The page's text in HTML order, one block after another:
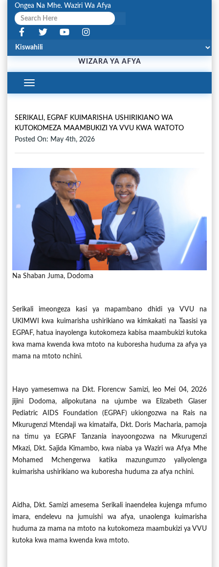
Ongea Na Mhe. Waziri Wa Afya
WIZARA YA AFYA
Toggle
Navigation
SERIKALI, EGPAF KUIMARISHA USHIRIKIANO WA
KUTOKOMEZA MAAMBUKIZI YA VVU KWA WATOTO
Posted On: May 4th, 2026
Na Shaban Juma, Dodoma
Serikali imeongeza kasi ya mapambano dhidi ya VVU na
UKIMWI kwa kuimarisha ushirikiano wa kimkakati na Taasisi ya
EGPAF, hatua inayolenga kutokomeza kabisa maambukizi kutoka
kwa mama kwenda kwa mtoto na kuboresha huduma za afya ya
mama na mtoto nchini.
Hayo yamesemwa na Dkt. Florencw Samizi, leo Mei 04, 2026
jijini Dodoma, alipokutana na ujumbe wa Elizabeth Glaser
Pediatric AIDS Foundation (EGPAF) ukiongozwa na Rais na
Mkurugenzi Mtendaji wa kimataifa, Dkt. Doris Macharia, pamoja
na timu ya EGPAF Tanzania inayoongozwa na Mkurugenzi
Mkazi, Dkt. Sajida Kimambo, kwa niaba ya Waziri wa Afya Mhe
Mohamed Mchengerwa katika mazungumzo yaliyolenga
kuimarisha ushirikiano wa kuboresha huduma za afya nchini.
Aidha, Dkt. Samizi amesema Serikali inaendelea kujenga mfumo
imara, endelevu na jumuishi wa afya, unaolenga kuimarisha
huduma za mama na mtoto na kutokomeza maambukizi ya VVU
kutoka kwa mama kwenda kwa mtoto.